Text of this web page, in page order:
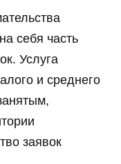
себя часть
Услуга
и среднего
заявок